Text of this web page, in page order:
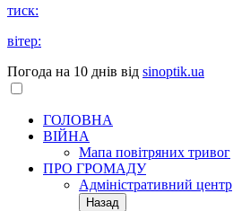
тиск:
вітер:
Погода на 10 днів від sinoptik.ua
ГОЛОВНА
ВІЙНА
Мапа повітряних тривог
ПРО ГРОМАДУ
Aдміністративний центр
Назад